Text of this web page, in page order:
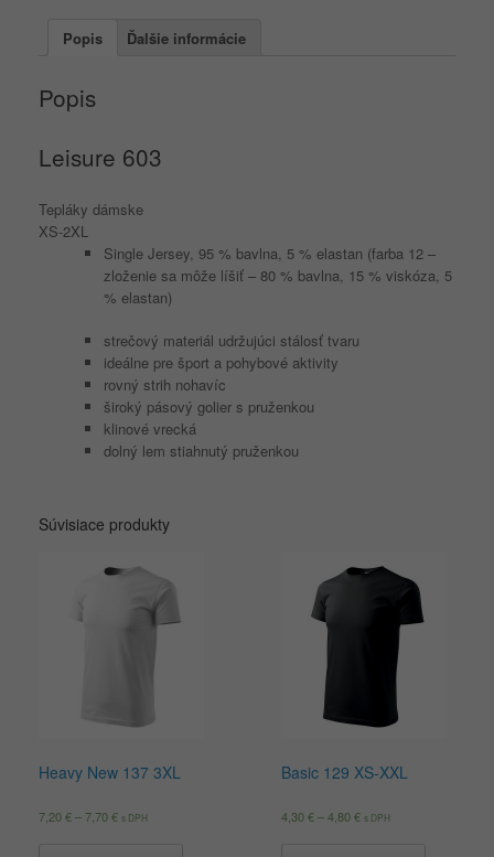
Popis Ďalšie informácie
Popis
Leisure 603
Tepláky dámske
XS-2XL
Single Jersey, 95 % bavlna, 5 % elastan (farba 12 –
zloženie sa môže líšiť – 80 % bavlna, 15 % viskóza, 5
% elastan)
strečový materiál udržujúci stálosť tvaru
ideálne pre šport a pohybové aktivity
rovný strih nohavíc
široký pásový golier s pruženkou
klinové vrecká
dolný lem stiahnutý pruženkou
Súvisiace produkty
Heavy New 137 3XL
7,20€–7,70€ s DPH
Basic 129 XS-XXL
4,30€–4,80€ s DPH